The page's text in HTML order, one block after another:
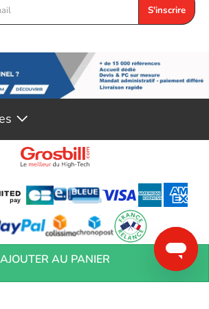
AJOUTER AU PANIER
pour PRO CE est équipé d'un port HDMI
Bluetooth, ce qui permet à
à d'autres appareils sans fil. De plus,
pour PRO CE peut être contrôlé à
un contrôle plus facile.
Advantage Pack for PRO CE apporte un
précision améliorée pour votre
infrarouge intégré, son capteur de
à détecter les fuites accidentelles. Sa
est supérieure et sa connectivité est
HDMI et USB, ainsi que sa compatibilité
pack est facile à contrôler à distance par
S'inscrire
Conditions générales de vente
Mentions
personnelles Préférences Cookies
Aide &